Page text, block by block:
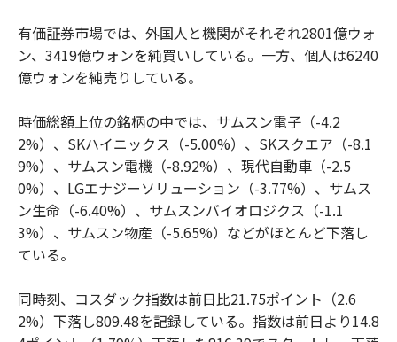
有価証券市場では、外国人と機関がそれぞれ2801億ウォ
ン、3419億ウォンを純買いしている。一方、個人は6240
億ウォンを純売りしている。
時価総額上位の銘柄の中では、サムスン電子（-4.2
2%）、SKハイニックス（-5.00%）、SKスクエア（-8.1
9%）、サムスン電機（-8.92%）、現代自動車（-2.5
0%）、LGエナジーソリューション（-3.77%）、サムス
ン生命（-6.40%）、サムスンバイオロジクス（-1.1
3%）、サムスン物産（-5.65%）などがほとんど下落し
ている。
同時刻、コスダック指数は前日比21.75ポイント（2.6
2%）下落し809.48を記録している。指数は前日より14.8